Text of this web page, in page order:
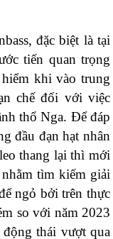
đặc biệt là tại
tiến quan trọng
khi vào trung
chế đối với việc
thổ Nga. Để đáp
đầu đạn hạt nhân
thang lại thì mới
tìm kiếm giải
ngỏ bởi trên thực
so với năm 2023
thái vượt qua